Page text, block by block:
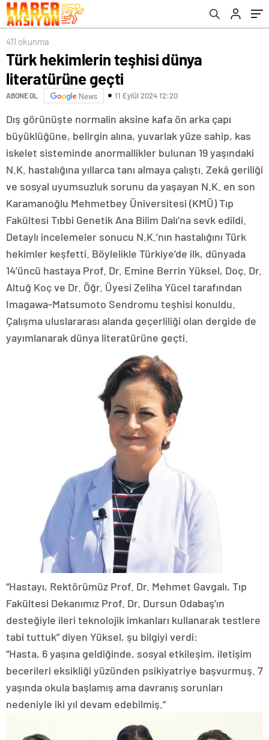
411 okunma
Türk hekimlerin teşhisi dünya
literatürüne geçti
ABONE OL News 11 Eylül 2024 12:20
Dış görünüşte normalin aksine kafa ön arka çapı
büyüklüğüne, belirgin alına, yuvarlak yüze sahip, kas
iskelet sisteminde anormallikler bulunan 19 yaşındaki
N.K. hastalığına yıllarca tanı almaya çalıştı. Zekâ geriliği
ve sosyal uyumsuzluk sorunu da yaşayan N.K. en son
Karamanoğlu Mehmetbey Üniversitesi (KMÜ) Tıp
Fakültesi Tıbbi Genetik Ana Bilim Dalı’na sevk edildi.
Detaylı incelemeler sonucu N.K.’nın hastalığını Türk
hekimler keşfetti. Böylelikle Türkiye’de ilk, dünyada
14’üncü hastaya Prof. Dr. Emine Berrin Yüksel, Doç. Dr.
Altuğ Koç ve Dr. Öğr. Üyesi Zeliha Yücel tarafından
Imagawa-Matsumoto Sendromu teşhisi konuldu.
Çalışma uluslararası alanda geçerliliği olan dergide de
yayımlanarak dünya literatürüne geçti.
“Hastayı, Rektörümüz Prof. Dr. Mehmet Gavgalı, Tıp
Fakültesi Dekanımız Prof. Dr. Dursun Odabaş’ın
desteğiyle ileri teknolojik imkanları kullanarak testlere
tabi tuttuk” diyen Yüksel, şu bilgiyi verdi:
“Hasta, 6 yaşına geldiğinde, sosyal etkileşim, iletişim
becerileri eksikliği yüzünden psikiyatriye başvurmuş. 7
yaşında okula başlamış ama davranış sorunları
nedeniyle iki yıl devam edebilmiş.”